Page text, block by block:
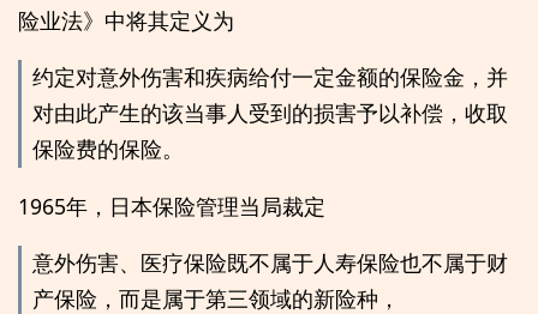
险业法》中将其定义为
约定对意外伤害和疾病给付一定金额的保险金，并
对由此产生的该当事人受到的损害予以补偿，收取
保险费的保险。
1965年，日本保险管理当局裁定
意外伤害、医疗保险既不属于人寿保险也不属于财
产保险，而是属于第三领域的新险种，